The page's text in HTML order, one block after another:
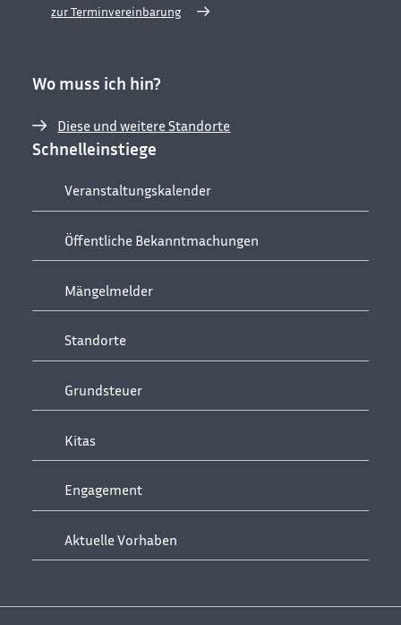
zur Terminvereinbarung
Wo muss ich hin?
Diese und weitere Standorte
Schnelleinstiege
Veranstaltungskalender
Öffentliche Bekanntmachungen
Mängelmelder
Standorte
Grundsteuer
Kitas
Engagement
Aktuelle Vorhaben